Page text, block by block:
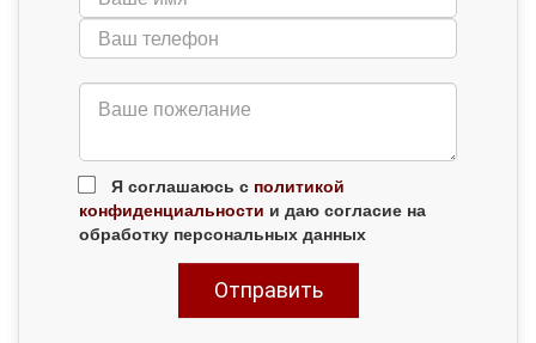
Я соглашаюсь с политикой
конфиденциальности и даю согласие на
обработку персональных данных